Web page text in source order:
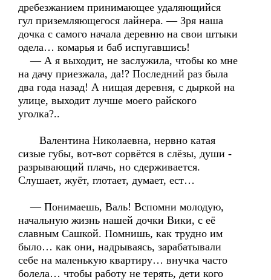
дребезжанием принимающее удаляющийся
гул приземляющегося лайнера. — Зря наша
дочка с самого начала деревню на свои штыки
одела… комарья и баб испугавшись!
— А я выходит, не заслужила, чтобы ко мне
на дачу приезжала, да!? Последний раз была
два года назад! А нищая деревня, с дыркой на
улице, выходит лучше моего райского
уголка?..
Валентина Николаевна, нервно катая
сизые губы, вот-вот сорвётся в слёзы, души -
разрывающий плачь, но сдерживается.
Слушает, жуёт, глотает, думает, ест…
— Понимаешь, Валь! Вспомни молодую,
начальную жизнь нашей дочки Вики, с её
славным Сашкой. Помнишь, как трудно им
было… как они, надрываясь, зарабатывали
себе на маленькую квартиру… внучка часто
болела… чтобы работу не терять, дети кого